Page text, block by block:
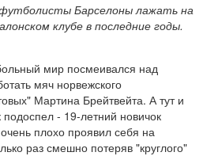
Барселоны лажать на
клубе в последние годы.
мир посмеивался над
мяч норвежского
Мартина Брейтвейта. А тут и
- 19-летний новичок
плохо проявил себя на
раз смешно потеряв "круглого"